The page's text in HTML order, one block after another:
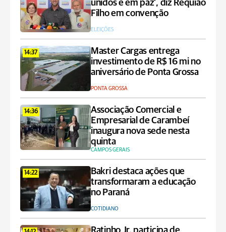
unidos e em paz’, diz Requião
Filho em convenção
ELEIÇÕES
14:37
Master Cargas entrega
investimento de R$ 16 mi no
aniversário de Ponta Grossa
PONTA GROSSA
14:36
Associação Comercial e
Empresarial de Carambeí
inaugura nova sede nesta
quinta
CAMPOS GERAIS
14:22
Bakri destaca ações que
transformaram a educação
no Paraná
COTIDIANO